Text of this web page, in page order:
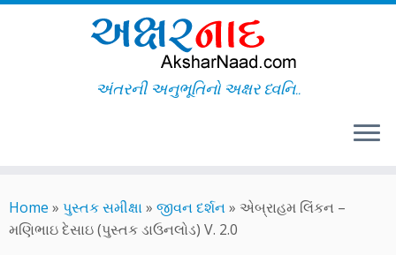
to
content
અંતરની અનુભૂતિનો અક્ષર ધ્વનિ..
Home » પુસ્તક સમીક્ષા» જીવન દર્શન» એબ્રાહમ લિંકન –
મણિભાઇ દેસાઇ (પુસ્તક ડાઉનલોડ) V. 2.0